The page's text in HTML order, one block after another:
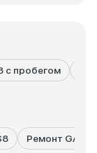
с пробегом
Ремонт GAC